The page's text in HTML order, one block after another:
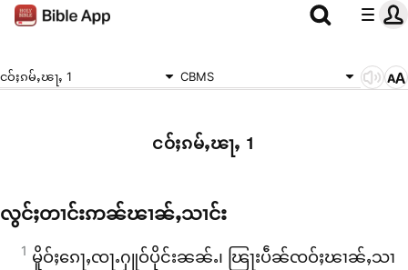
ငဝ်ႈၵမ်ႇၽႃႇ 1 CBMS
ငဝ်ႈၵမ်ႇၽႃႇ 1
လွင်ႈ​တၢင်း​ဢၼ်​ၽၢၼ်ႇ​သၢင်း
1 မိူဝ်ႈ​ၵေႃႇၸႃႉ​ႁူဝ်​ပိုင်း​ၼၼ်ႉ၊ ၽြႃး​ပဵၼ်​ၸဝ်ႈ​ၽၢၼ်ႇ​သၢ